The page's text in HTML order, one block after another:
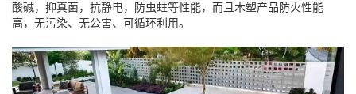
酸碱，抑真菌，抗静电，防虫蛀等性能，而且木塑产品防火性能
高，无污染、无公害、可循环利用。